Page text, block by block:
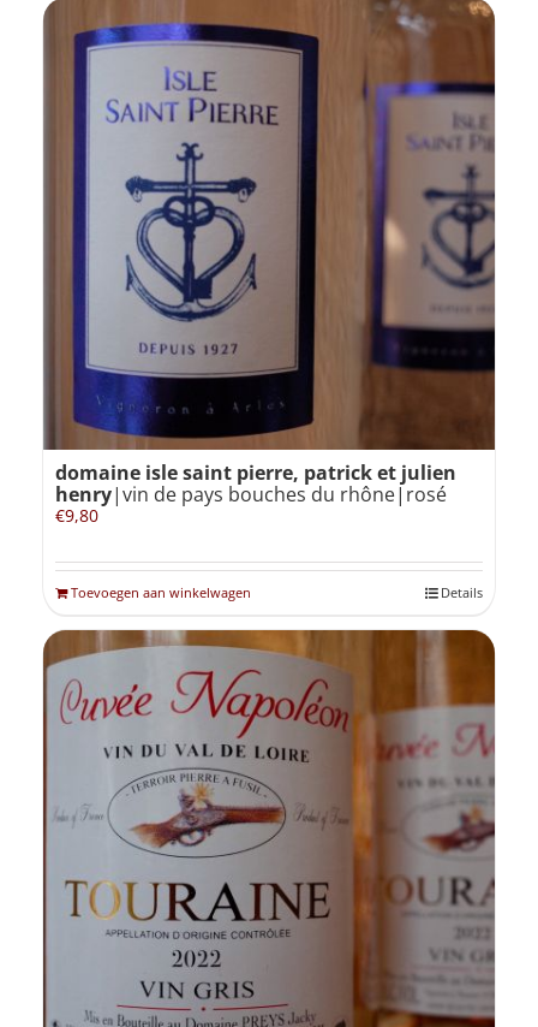
domaine isle saint pierre, patrick et julien
henry|vin de pays bouches du rhône|rosé
€9,80
Toevoegen aan winkelwagen Details